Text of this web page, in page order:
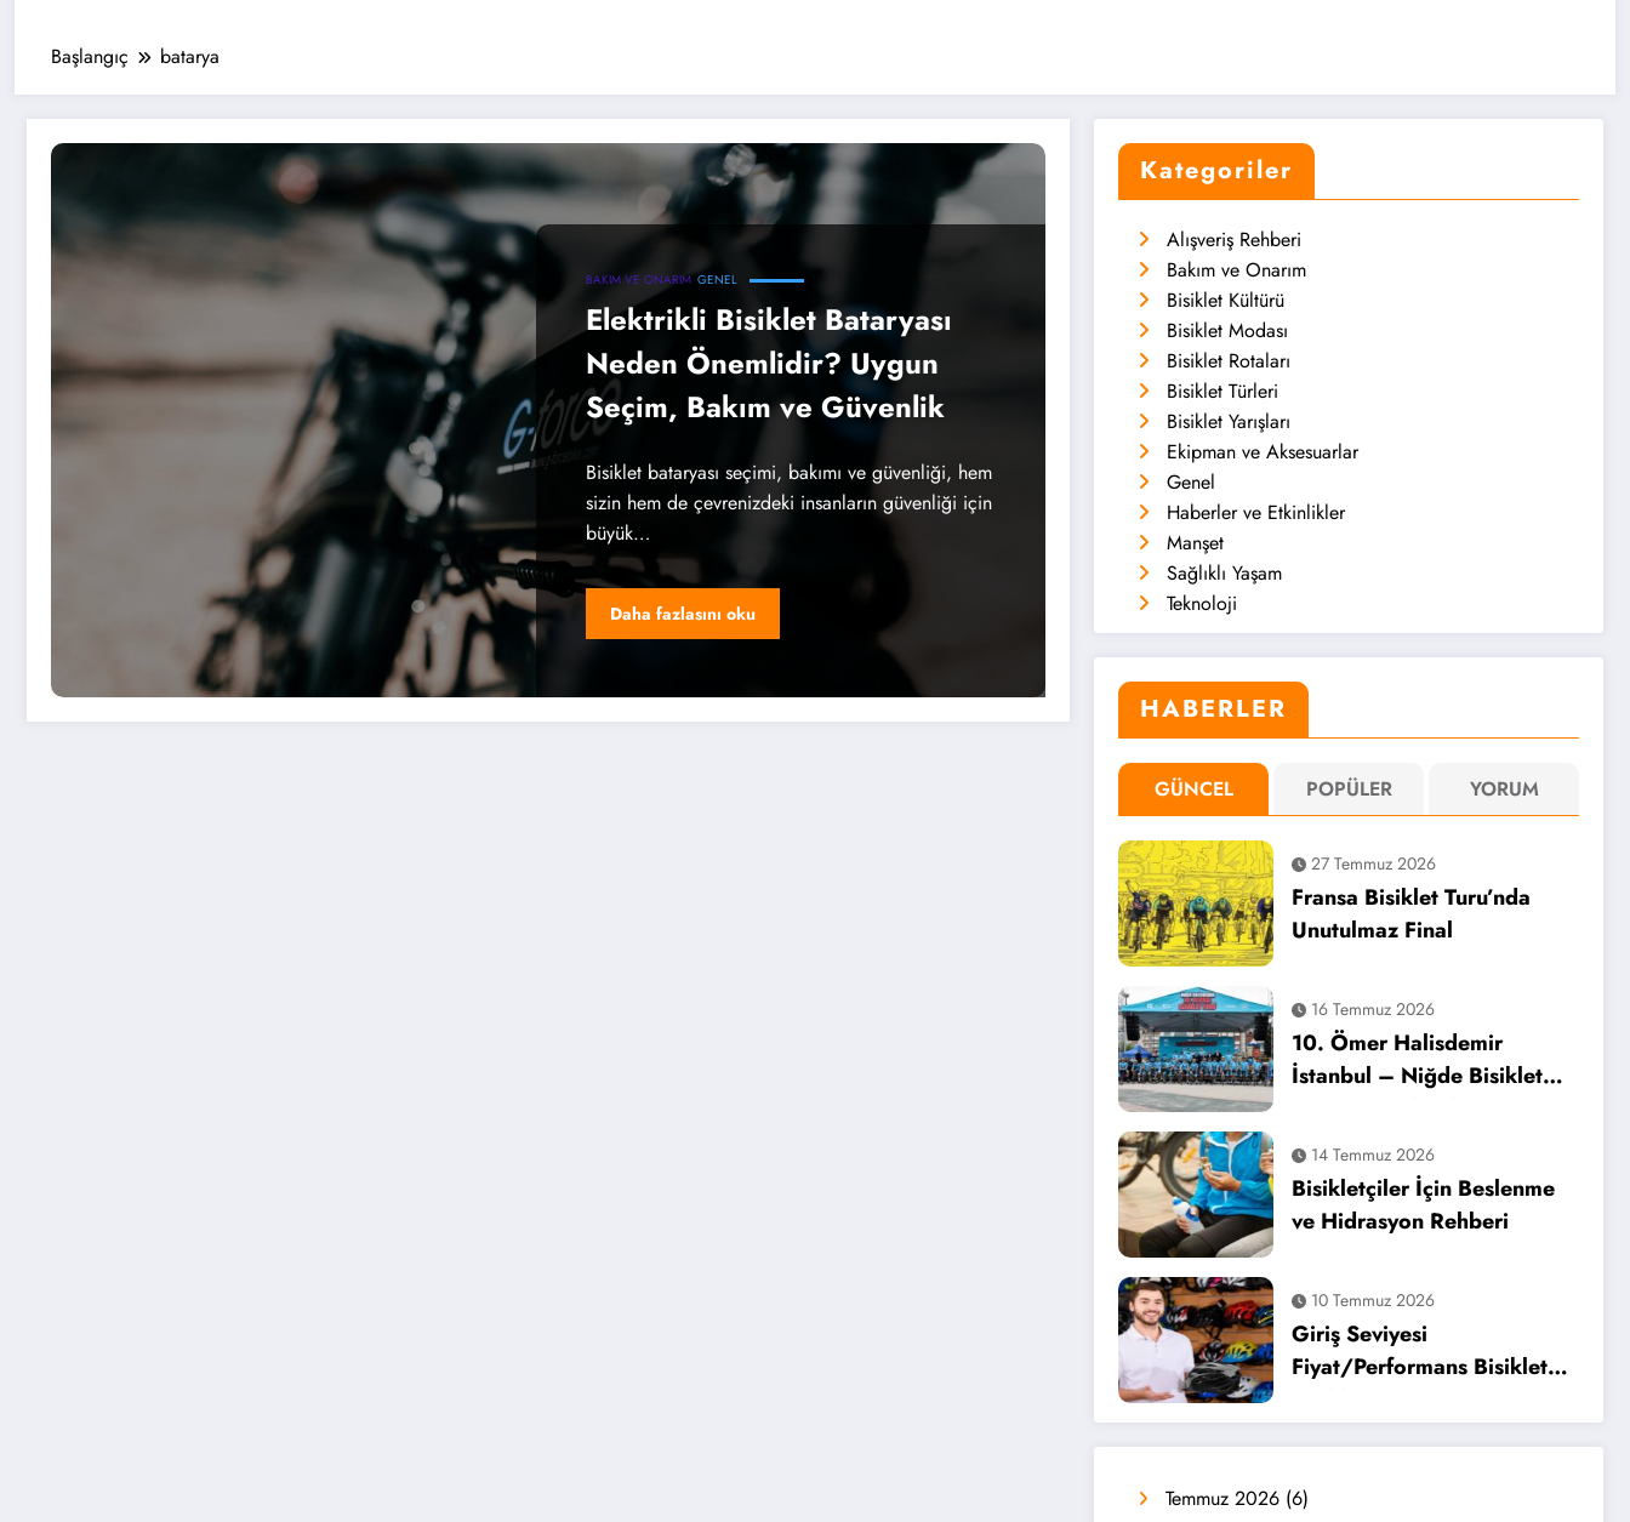
Başlangıç batarya
BAKIM VE ONARIM GENEL
Elektrikli Bisiklet Bataryası
Neden Önemlidir? Uygun
Seçim, Bakım ve Güvenlik
Bisiklet bataryası seçimi, bakımı ve güvenliği, hem
sizin hem de çevrenizdeki insanların güvenliği için
büyük…
Daha fazlasını oku
Kategoriler
Alışveriş Rehberi
Bakım ve Onarım
Bisiklet Kültürü
Bisiklet Modası
Bisiklet Rotaları
Bisiklet Türleri
Bisiklet Yarışları
Ekipman ve Aksesuarlar
Genel
Haberler ve Etkinlikler
Manşet
Sağlıklı Yaşam
Teknoloji
HABERLER
GÜNCEL POPÜLER YORUM
27 Temmuz 2026
Fransa Bisiklet Turu’nda
Unutulmaz Final
16 Temmuz 2026
10. Ömer Halisdemir
İstanbul – Niğde Bisiklet
14 Temmuz 2026
Bisikletçiler İçin Beslenme
ve Hidrasyon Rehberi
10 Temmuz 2026
Giriş Seviyesi
Fiyat/Performans Bisiklet
Temmuz 2026 (6)